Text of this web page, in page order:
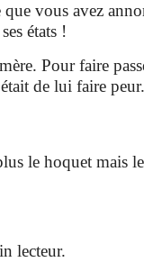
vous avez
états !
Pour faire
de lui faire
le hoquet mais le
lecteur.